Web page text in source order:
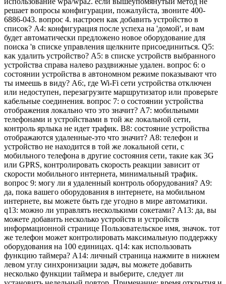
решает вопросы конфигурации, пожалуйста, звоните 400-
6886-043. вопрос 4. настроен как добавить устройство в
список? А4: конфигурация после успеха на 'домой', и вам
будет автоматически предложено новое оборудование для
поиска 'в списке управления щелкните присоединиться. Q5:
как удалить устройство? А5: в списке устройств выбранного
устройства справа налево раздвижные удален. вопрос 6: о
состоянии устройства в автономном режиме показывают что
ты имеешь в виду? А6:, где Wi-Fi сети устройства отключен
или недоступен, перезагрузите маршрутизатор или проверьте
кабельные соединения. вопрос 7: о состоянии устройства
отображения локально что это значит? А7: мобильными
телефонами и устройствами в той же локальной сети,
контроль ярлыка не идет трафик. В8: состояние устройства
отображаются удаленные-это что значит? А8: телефон и
устройство не находится в той же локальной сети, с
мобильного телефона в другие состояния сети, такие как 3G
или GPRS, контролировать скорость реакции зависит от
скорости мобильного интернета, минимальный трафик.
вопрос 9: могу ли я удаленный контроль оборудования? A9:
да, пока вашего оборудования в интернете, на мобильном
интернете, вы можете быть где угодно в мире автоматики.
q13: можно ли управлять несколькими сокетами? А13: да, вы
можете добавить несколько устройств и устройств
информационной странице Пользовательское имя, значок. тот
же телефон может контролировать максимальную поддержку
оборудования на 100 единицах. q14: как использовать
функцию таймера? А14: личный страница нажмите в нижнем
левом углу синхронизации задач, вы можете добавить
несколько функции таймера и выберите, следует ли